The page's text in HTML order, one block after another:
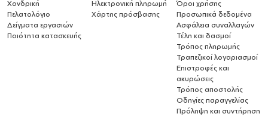
Χονδρική
Πελατολόγιο
Δείγματα εργασιών
Ποιότητα κατασκευής
Ηλεκτρονική πληρωμή
Χάρτης πρόσβασης
Όροι χρήσης
Προσωπικά δεδομένα
Ασφάλεια συναλλαγών
Τέλη και δασμοί
Τρόπος πληρωμής
Τραπεζικοί λογαριασμοί
Επιστροφές και
ακυρώσεις
Τρόπος αποστολής
Οδηγίες παραγγελίας
Πρόληψη και συντήρηση